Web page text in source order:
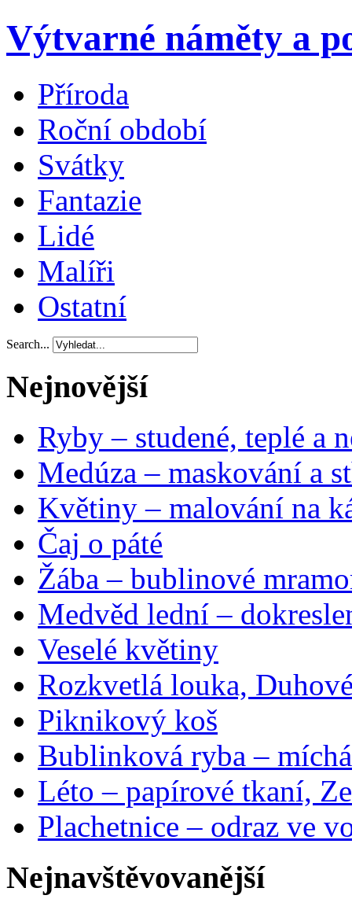
Výtvarné náměty a
Příroda
Roční období
Svátky
Fantazie
Lidé
Malíři
Ostatní
Search...
Nejnovější
Ryby – studené, teplé a
Medúza – maskování a
Květiny – malování na
Čaj o páté
Žába – bublinové
Medvěd lední –
Veselé květiny
Rozkvetlá louka,
Piknikový koš
Bublinková ryba –
Léto – papírové tkaní,
Plachetnice – odraz ve
Nejnavštěvovanější